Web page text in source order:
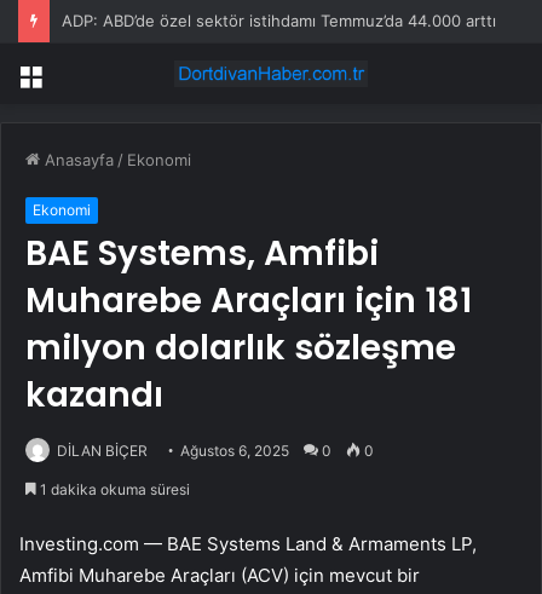
ADP: ABD’de özel sektör istihdamı Temmuz’da 44.000 arttı
Menü
Anasayfa / Ekonomi
Ekonomi
BAE Systems, Amfibi
Muharebe Araçları için 181
milyon dolarlık sözleşme
kazandı
DİLAN BİÇER Ağustos 6, 2025 0 0
1 dakika okuma süresi
Investing.com — BAE Systems Land & Armaments LP,
Amfibi Muharebe Araçları (ACV) için mevcut bir